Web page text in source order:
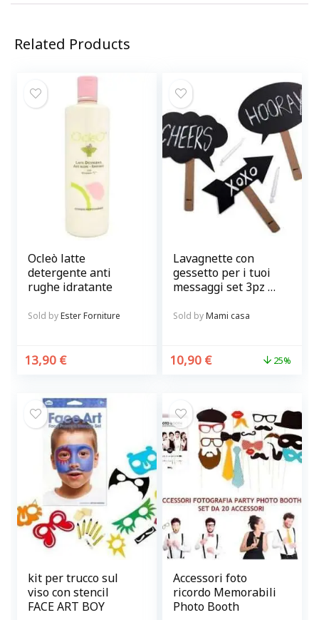
Related Products
Ocleò latte
detergente anti
rughe idratante
Sold byEster Forniture
13,90 €
Lavagnette con
gessetto per i tuoi
messaggi set 3pz @
Sold byMami casa
10,90 € 25%
kit per trucco sul
viso con stencil
FACE ART BOY
Accessori foto
ricordo Memorabili
Photo Booth